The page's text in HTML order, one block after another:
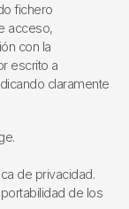
fichero
acceso,
con la
escrito a
claramente
de privacidad.
de los